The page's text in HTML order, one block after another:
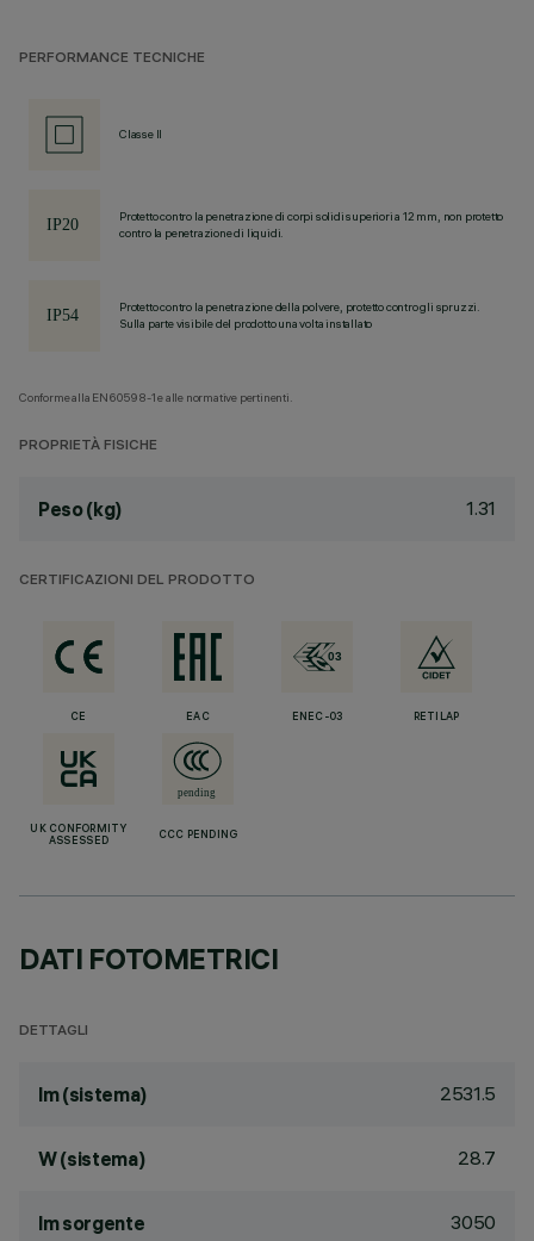
PERFORMANCE TECNICHE
Classe II
Protetto contro la penetrazione di corpi solidi superiori a 12 mm, non protetto
contro la penetrazione di liquidi.
Protetto contro la penetrazione della polvere, protetto contro gli spruzzi.
Sulla parte visibile del prodotto una volta installato
Conforme alla EN60598-1 e alle normative pertinenti.
PROPRIETÀ FISICHE
Peso (kg) 1.31
CERTIFICAZIONI DEL PRODOTTO
CE EAC ENEC-03 RETILAP
UK CONFORMITY
ASSESSED
CCC PENDING
DATI FOTOMETRICI
DETTAGLI
lm (sistema) 2531.5
W (sistema) 28.7
lm sorgente 3050